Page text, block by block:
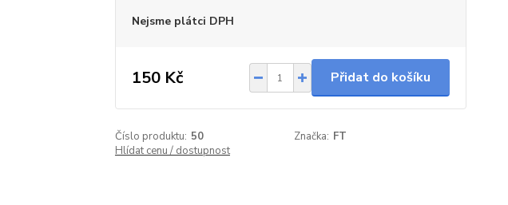
Nejsme plátci DPH
150 Kč Přidat do košíku
Číslo produktu: 50 Značka: FT
Hlídat cenu / dostupnost